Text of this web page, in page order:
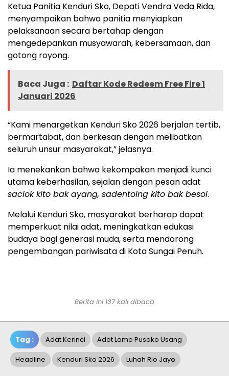
Ketua Panitia Kenduri Sko, Depati Vendra Veda Rida,
menyampaikan bahwa panitia menyiapkan
pelaksanaan secara bertahap dengan
mengedepankan musyawarah, kebersamaan, dan
gotong royong.
Baca Juga : Daftar Kode Redeem Free Fire 1
Januari 2026
“Kami menargetkan Kenduri Sko 2026 berjalan tertib,
bermartabat, dan berkesan dengan melibatkan
seluruh unsur masyarakat,” jelasnya.
Ia menekankan bahwa kekompakan menjadi kunci
utama keberhasilan, sejalan dengan pesan adat
saciok kito bak ayang, sadentoing kito bak besoi.
Melalui Kenduri Sko, masyarakat berharap dapat
memperkuat nilai adat, meningkatkan edukasi
budaya bagi generasi muda, serta mendorong
pengembangan pariwisata di Kota Sungai Penuh.
Berita ini 137 kali dibaca
Tag : Adat Kerinci Adot Lamo Pusako Usang
Headline Kenduri Sko 2026 Luhah Rio Jayo